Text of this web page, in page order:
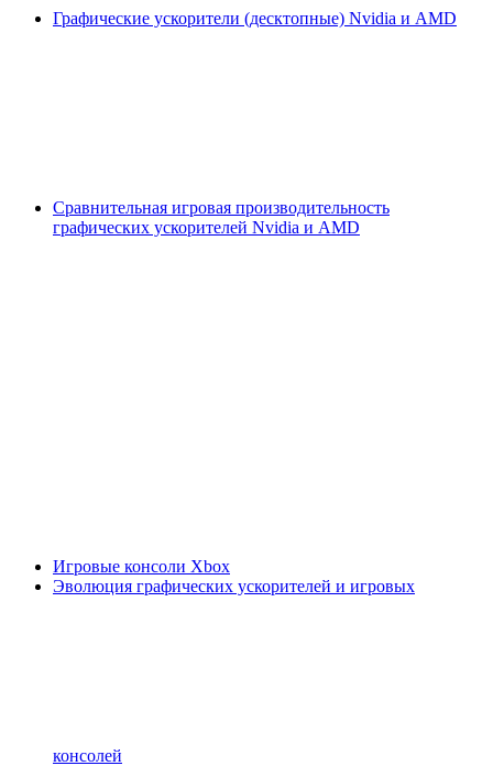
Графические ускорители (десктопные) Nvidia и AMD
Сравнительная игровая производительность
графических ускорителей Nvidia и AMD
Игровые консоли Xbox
Эволюция графических ускорителей и игровых
консолей